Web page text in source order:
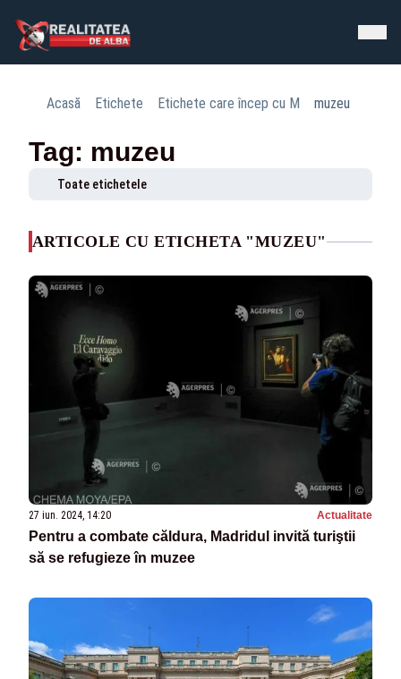
Acasă Etichete Etichete care încep cu M muzeu
Tag: muzeu
Toate etichetele
ARTICOLE CU ETICHETA "MUZEU"
27 iun. 2024, 14:20 Actualitate
Pentru a combate căldura, Madridul invită turiştii
să se refugieze în muzee